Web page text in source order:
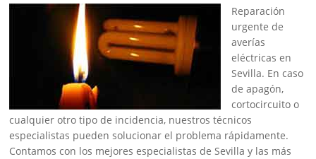
Reparación
urgente de
averías
eléctricas en
Sevilla. En caso
de apagón,
cortocircuito o
cualquier otro tipo de incidencia, nuestros técnicos
especialistas pueden solucionar el problema rápidamente.
Contamos con los mejores especialistas de Sevilla y las más